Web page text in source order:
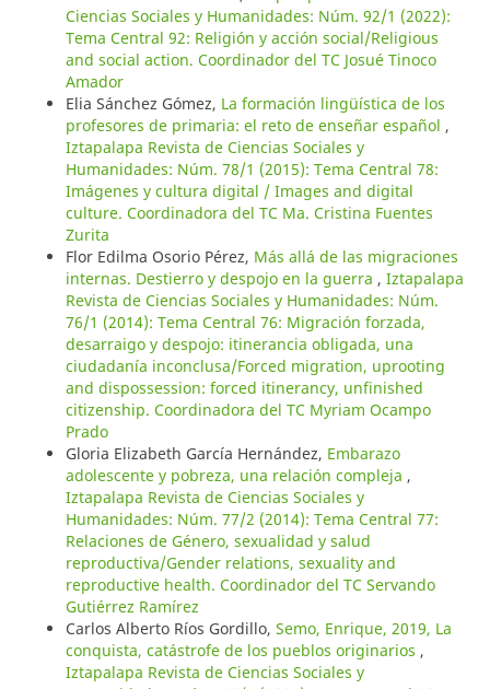
Ciencias Sociales y Humanidades: Núm. 92/1 (2022):
Tema Central 92: Religión y acción social/Religious
and social action. Coordinador del TC Josué Tinoco
Amador
Elia Sánchez Gómez, La formación lingüística de los
profesores de primaria: el reto de enseñar español ,
Iztapalapa Revista de Ciencias Sociales y
Humanidades: Núm. 78/1 (2015): Tema Central 78:
Imágenes y cultura digital / Images and digital
culture. Coordinadora del TC Ma. Cristina Fuentes
Zurita
Flor Edilma Osorio Pérez, Más allá de las migraciones
internas. Destierro y despojo en la guerra , Iztapalapa
Revista de Ciencias Sociales y Humanidades: Núm.
76/1 (2014): Tema Central 76: Migración forzada,
desarraigo y despojo: itinerancia obligada, una
ciudadanía inconclusa/Forced migration, uprooting
and dispossession: forced itinerancy, unfinished
citizenship. Coordinadora del TC Myriam Ocampo
Prado
Gloria Elizabeth García Hernández, Embarazo
adolescente y pobreza, una relación compleja ,
Iztapalapa Revista de Ciencias Sociales y
Humanidades: Núm. 77/2 (2014): Tema Central 77:
Relaciones de Género, sexualidad y salud
reproductiva/Gender relations, sexuality and
reproductive health. Coordinador del TC Servando
Gutiérrez Ramírez
Carlos Alberto Ríos Gordillo, Semo, Enrique, 2019, La
conquista, catástrofe de los pueblos originarios ,
Iztapalapa Revista de Ciencias Sociales y